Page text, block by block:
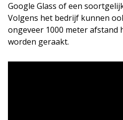
Google Glass of een
Volgens het bedrijf kunnen
ongeveer 1000 meter afstand
worden geraakt.